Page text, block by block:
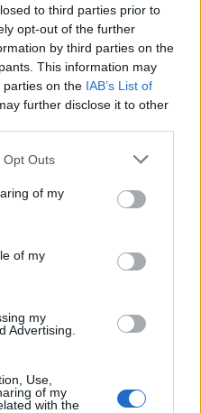
to third parties prior to
opt-out of the further
by third parties on the
This information may
parties on the IAB’s List of
further disclose it to other
uses one or more Google
behaviour. You may click to
and its third-party tags to
purposes in below Google
Opt Outs
of my
of my
my
Advertising.
Use,
of my
with the
Aplica din nou
la fiecare doua ore.
exfoliantul si crema
sau masca de par,
nevoie de multa
plus, apa sarata iti
ai la indemana un
redea stralucirea.
impotriva razelor
palarii sau esarfe
doar pe plaja, ci si
sau cand veti iesi la o